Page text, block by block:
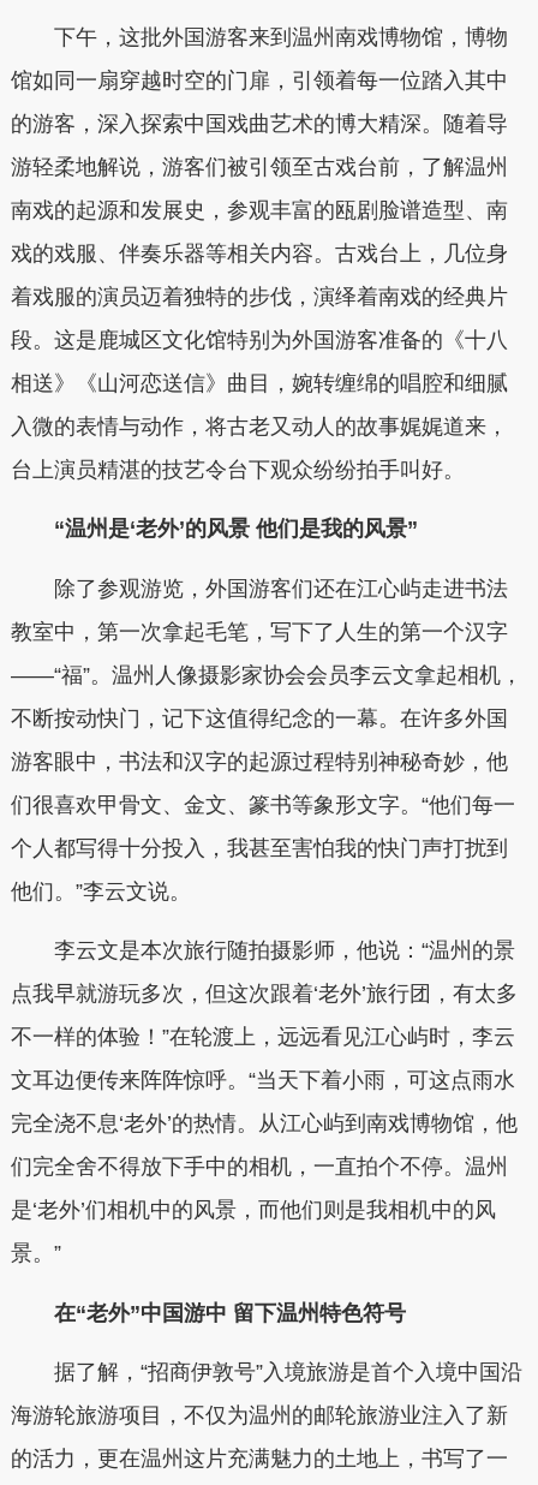
下午，这批外国游客来到温州南戏博物馆，博物
馆如同一扇穿越时空的门扉，引领着每一位踏入其中
的游客，深入探索中国戏曲艺术的博大精深。随着导
游轻柔地解说，游客们被引领至古戏台前，了解温州
南戏的起源和发展史，参观丰富的瓯剧脸谱造型、南
戏的戏服、伴奏乐器等相关内容。古戏台上，几位身
着戏服的演员迈着独特的步伐，演绎着南戏的经典片
段。这是鹿城区文化馆特别为外国游客准备的《十八
相送》《山河恋送信》曲目，婉转缠绵的唱腔和细腻
入微的表情与动作，将古老又动人的故事娓娓道来，
台上演员精湛的技艺令台下观众纷纷拍手叫好。
“温州是‘老外’的风景 他们是我的风景”
除了参观游览，外国游客们还在江心屿走进书法
教室中，第一次拿起毛笔，写下了人生的第一个汉字
——“福”。温州人像摄影家协会会员李云文拿起相机，
不断按动快门，记下这值得纪念的一幕。在许多外国
游客眼中，书法和汉字的起源过程特别神秘奇妙，他
们很喜欢甲骨文、金文、篆书等象形文字。“他们每一
个人都写得十分投入，我甚至害怕我的快门声打扰到
他们。”李云文说。
李云文是本次旅行随拍摄影师，他说：“温州的景
点我早就游玩多次，但这次跟着‘老外’旅行团，有太多
不一样的体验！”在轮渡上，远远看见江心屿时，李云
文耳边便传来阵阵惊呼。“当天下着小雨，可这点雨水
完全浇不息‘老外’的热情。从江心屿到南戏博物馆，他
们完全舍不得放下手中的相机，一直拍个不停。温州
是‘老外’们相机中的风景，而他们则是我相机中的风
景。”
在“老外”中国游中 留下温州特色符号
据了解，“招商伊敦号”入境旅游是首个入境中国沿
海游轮旅游项目，不仅为温州的邮轮旅游业注入了新
的活力，更在温州这片充满魅力的土地上，书写了一